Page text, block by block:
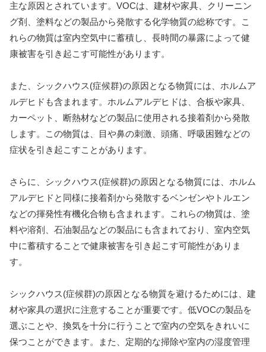
主な原因とされています。VOCは、建材や家具、クリーニン
グ剤、塗料などの製品から発散する化学物質の総称です。こ
れらの物質は室内空気中に蓄積し、長時間の暴露によって健
康被害を引き起こす可能性があります。
また、シックハウス(症候群)の原因となる物質には、ホルムア
ルデヒドも含まれます。ホルムアルデヒドは、合板や家具、
カーペット、断熱材などの製品に使用される接着剤から発散
します。この物質は、目や鼻の刺激、頭痛、呼吸困難などの
症状を引き起こすことがあります。
さらに、シックハウス(症候群)の原因となる物質には、ホルム
アルデヒドと同様に接着剤から発散するベンゼンやトルエン
などの揮発性有機化合物も含まれます。これらの物質は、塗
料や溶剤、石油製品などの製品にも含まれており、室内空気
中に蓄積することで健康被害を引き起こす可能性がありま
す。
シックハウス(症候群)の原因となる物質を避けるためには、建
材や家具の選択に注意することが重要です。低VOCの製品を
選ぶことや、換気を十分に行うことで室内の空気をきれいに
保つことができます。また、定期的な掃除や室内の湿度管理